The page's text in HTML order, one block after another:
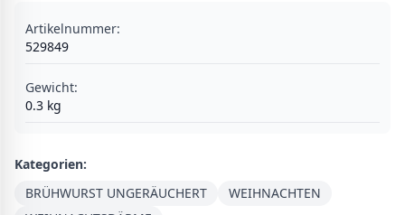
Artikelnummer:
529849
Gewicht:
0.3 kg
Kategorien:
BRÜHWURST UNGERÄUCHERT
WEIHNACHTEN